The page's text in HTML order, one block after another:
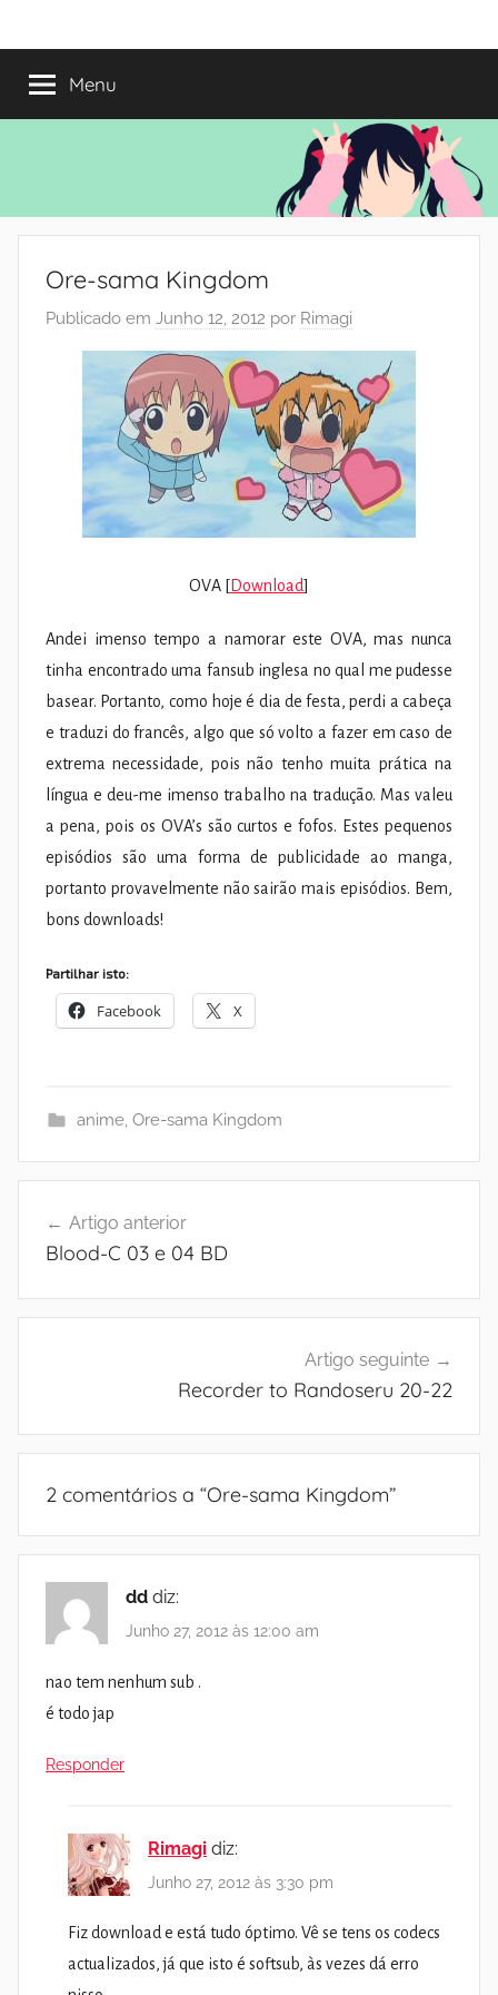
paraMundo
do
anos
a
romances
Menu
Ore-sama Kingdom
Publicado em Junho 12, 2012 por Rimagi
OVA [Download]
Andei imenso tempo a namorar este OVA, mas nunca
tinha encontrado uma fansub inglesa no qual me pudesse
basear. Portanto, como hoje é dia de festa, perdi a cabeça
e traduzi do francês, algo que só volto a fazer em caso de
extrema necessidade, pois não tenho muita prática na
língua e deu-me imenso trabalho na tradução. Mas valeu
a pena, pois os OVA’s são curtos e fofos. Estes pequenos
episódios são uma forma de publicidade ao manga,
portanto provavelmente não sairão mais episódios. Bem,
bons downloads!
Partilhar isto:
Facebook X
anime, Ore-sama Kingdom
de
Artigo anterior
Blood-C 03 e 04 BD
Artigo seguinte
Recorder to Randoseru 20-22
2 comentários a “Ore-sama Kingdom”
dd diz:
Junho 27, 2012 às 12:00 am
nao tem nenhum sub .
é todo jap
Responder
Rimagi diz:
Junho 27, 2012 às 3:30 pm
Fiz download e está tudo óptimo. Vê se tens os codecs
actualizados, já que isto é softsub, às vezes dá erro